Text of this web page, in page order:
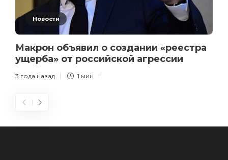
Новости
Макрон объявил о создании «реестра
ущерба» от российской агрессии
3 года назад 1 мин